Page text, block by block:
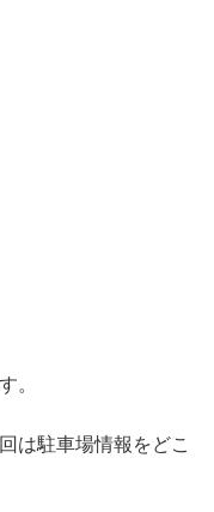
。
は駐車場情報をどこ